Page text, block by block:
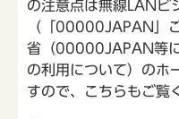
の注意点は無線LANビ
（「00000JAPAN」
省（00000JAPAN等
の利用について）のホ
すので、こちらもご覧